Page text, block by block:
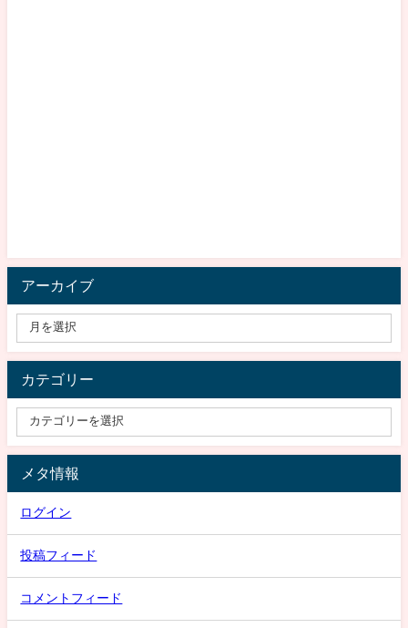
アーカイブ
カテゴリー
メタ情報
ログイン
投稿フィード
コメントフィード